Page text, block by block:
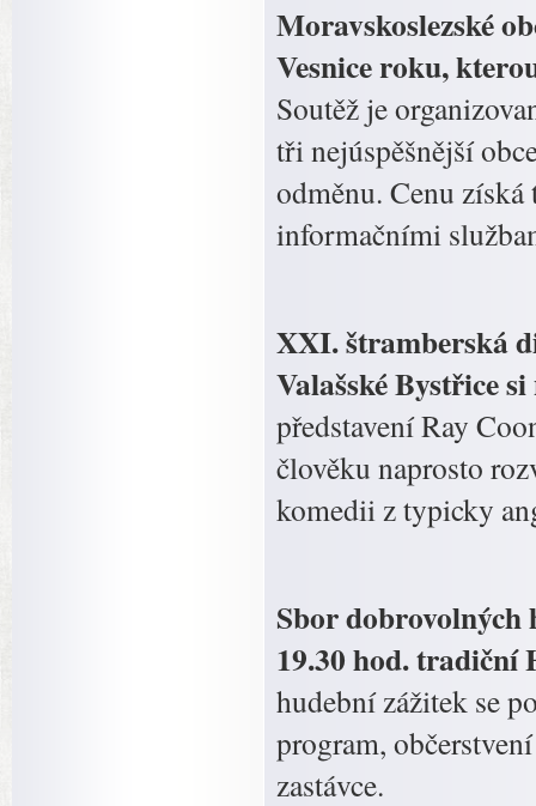
Moravskoslezské
Vesnice roku,
Soutěž je
tři nejúspěšnější
odměnu. Cenu
informačními
XXI. štramberská
Valašské Bystřice
představení Ray
člověku naprosto
komedii z typicky
Sbor dobrovolných
19.30 hod. tradiční
hudební zážitek se
program,
zastávce.